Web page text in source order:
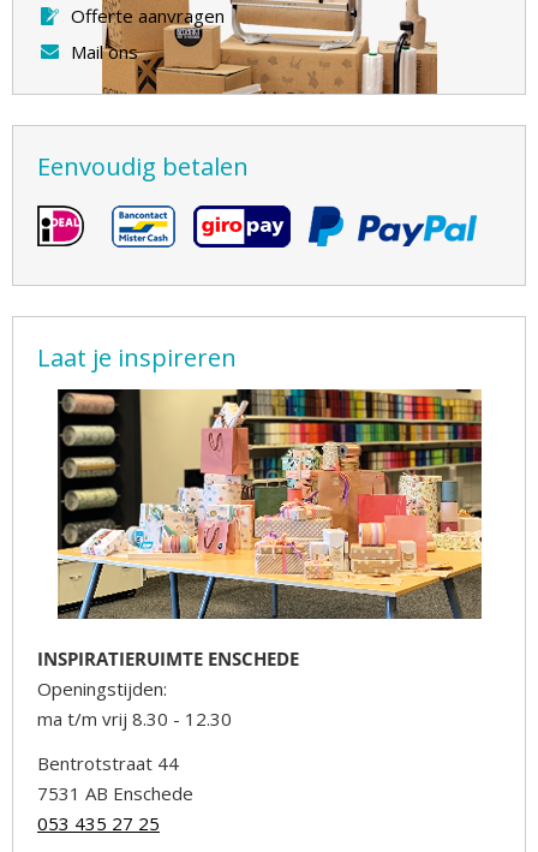
Offerte aanvragen
Mail ons
Eenvoudig betalen
Laat je inspireren
INSPIRATIERUIMTE ENSCHEDE
Openingstijden:
ma t/m vrij 8.30 - 12.30
Bentrotstraat 44
7531 AB Enschede
053 435 27 25